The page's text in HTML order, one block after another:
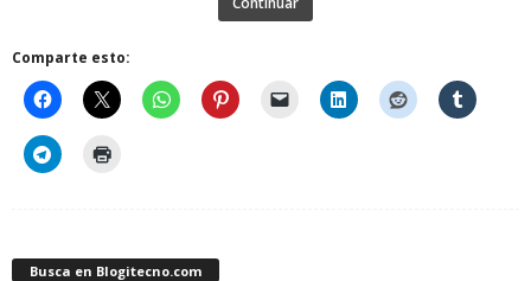
Comparte esto:
Busca en Blogitecno.com